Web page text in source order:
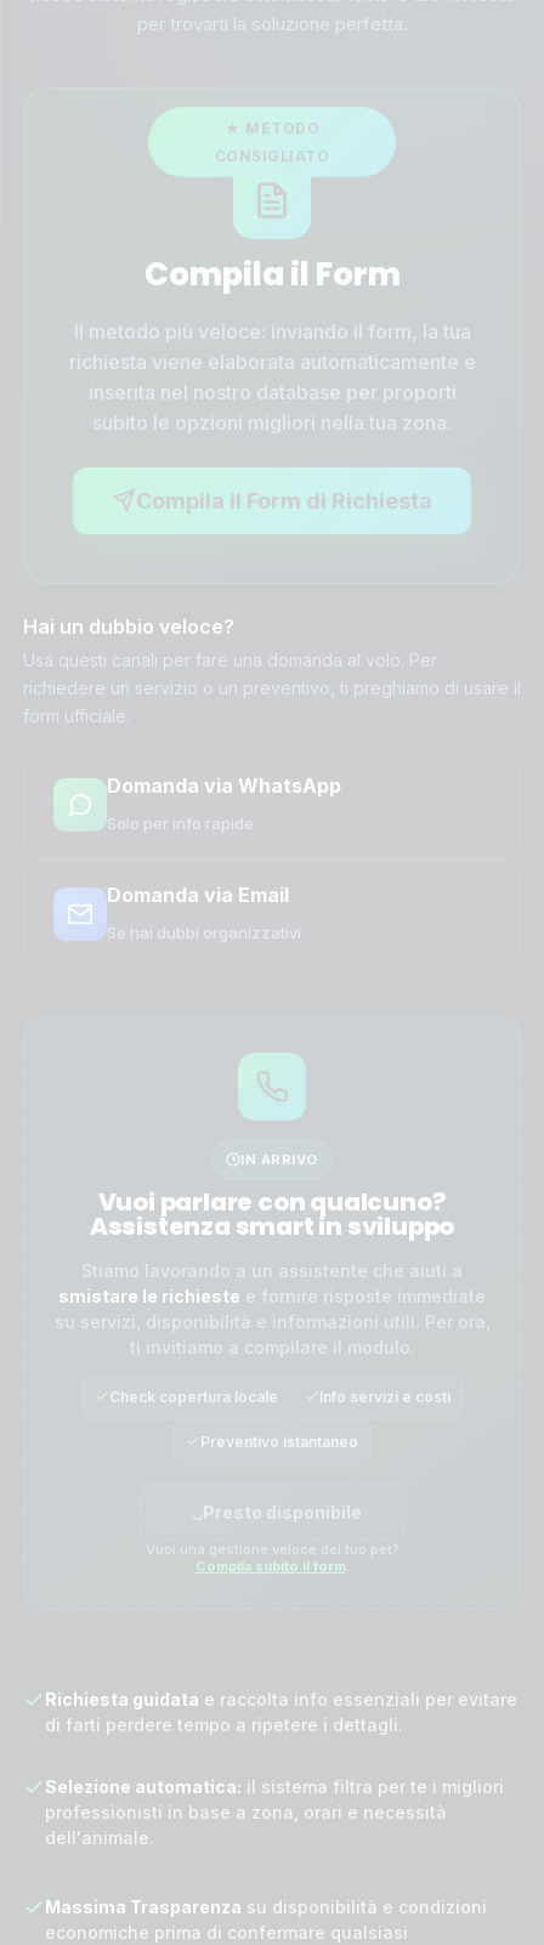
per trovarti la soluzione perfetta.
Compila il Form
Il metodo più veloce: inviando il form, la tua
richiesta viene elaborata automaticamente e
inserita nel nostro database per proporti
subito le opzioni migliori nella tua zona.
Compila il Form di Richiesta
Hai un dubbio veloce?
Usa questi canali per fare una domanda al volo. Per
richiedere un servizio o un preventivo, ti preghiamo di usare il
form ufficiale.
Domanda via WhatsApp
Solo per info rapide
Domanda via Email
Se hai dubbi organizzativi
IN ARRIVO
Vuoi parlare con qualcuno?
Assistenza smart in sviluppo
Stiamo lavorando a un assistente che aiuti a
smistare le richieste e fornire risposte immediate
su servizi, disponibilità e informazioni utili. Per ora,
ti invitiamo a compilare il modulo.
Check copertura locale Info servizi e costi
Preventivo istantaneo
Presto disponibile
Vuoi una gestione veloce del tuo pet?
Compila subito il form
Richiesta guidata e raccolta info essenziali per evitare
di farti perdere tempo a ripetere i dettagli.
Selezione automatica: il sistema filtra per te i migliori
professionisti in base a zona, orari e necessità
dell'animale.
Massima Trasparenza su disponibilità e condizioni
economiche prima di confermare qualsiasi